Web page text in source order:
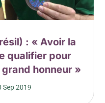
: « Avoir la
qualifier pour
grand honneur »
Sep 2019